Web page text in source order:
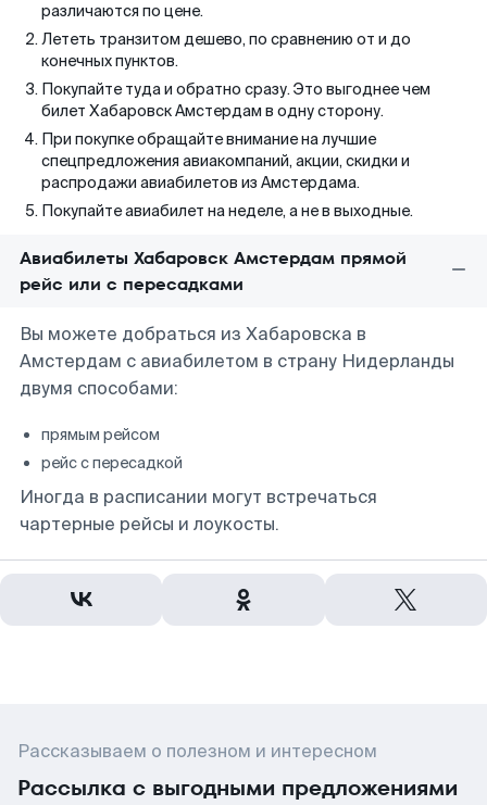
различаются по цене.
Лететь транзитом дешево, по сравнению от и до
конечных пунктов.
Покупайте туда и обратно сразу. Это выгоднее чем
билет Хабаровск Амстердам в одну сторону.
При покупке обращайте внимание на лучшие
спецпредложения авиакомпаний, акции, скидки и
распродажи авиабилетов из Амстердама.
Покупайте авиабилет на неделе, а не в выходные.
Авиабилеты Хабаровск Амстердам прямой
рейс или с пересадками
Вы можете добраться из Хабаровска в
Амстердам с авиабилетом в страну Нидерланды
двумя способами:
прямым рейсом
рейс с пересадкой
Иногда в расписании могут встречаться
чартерные рейсы и лоукосты.
Рассказываем о полезном и интересном
Рассылка с выгодными предложениями